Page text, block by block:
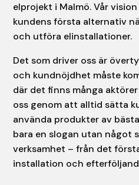
elprojekt i Malmö. Vår
kundens första alternativ
och utföra elinstallationer.
Det som driver oss är
och kundnöjdhet måste
där det finns många
oss genom att alltid sätta
använda produkter av
bara en slogan utan något
verksamhet – från det
installation och